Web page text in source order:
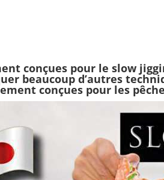
conçues pour le slow
beaucoup d’autres
conçues pour les